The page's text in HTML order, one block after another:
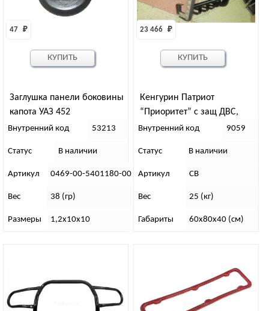
Заглушка панели боковины
капота УАЗ 452
47 ₽
Внутренний код 53213
Статус В наличии
Артикул 0469-00-5401180-00
Вес 38 (гр)
Размеры 1,2х10х10
КУПИТЬ
Кенгурин Патриот
“Приоритет” с защ ДВС,
алюм накл (рест)
23 466 ₽
Внутренний код 9059
Статус В наличии
Артикул СВ
Вес 25 (кг)
Габариты 60х80х40 (см)
КУПИТЬ